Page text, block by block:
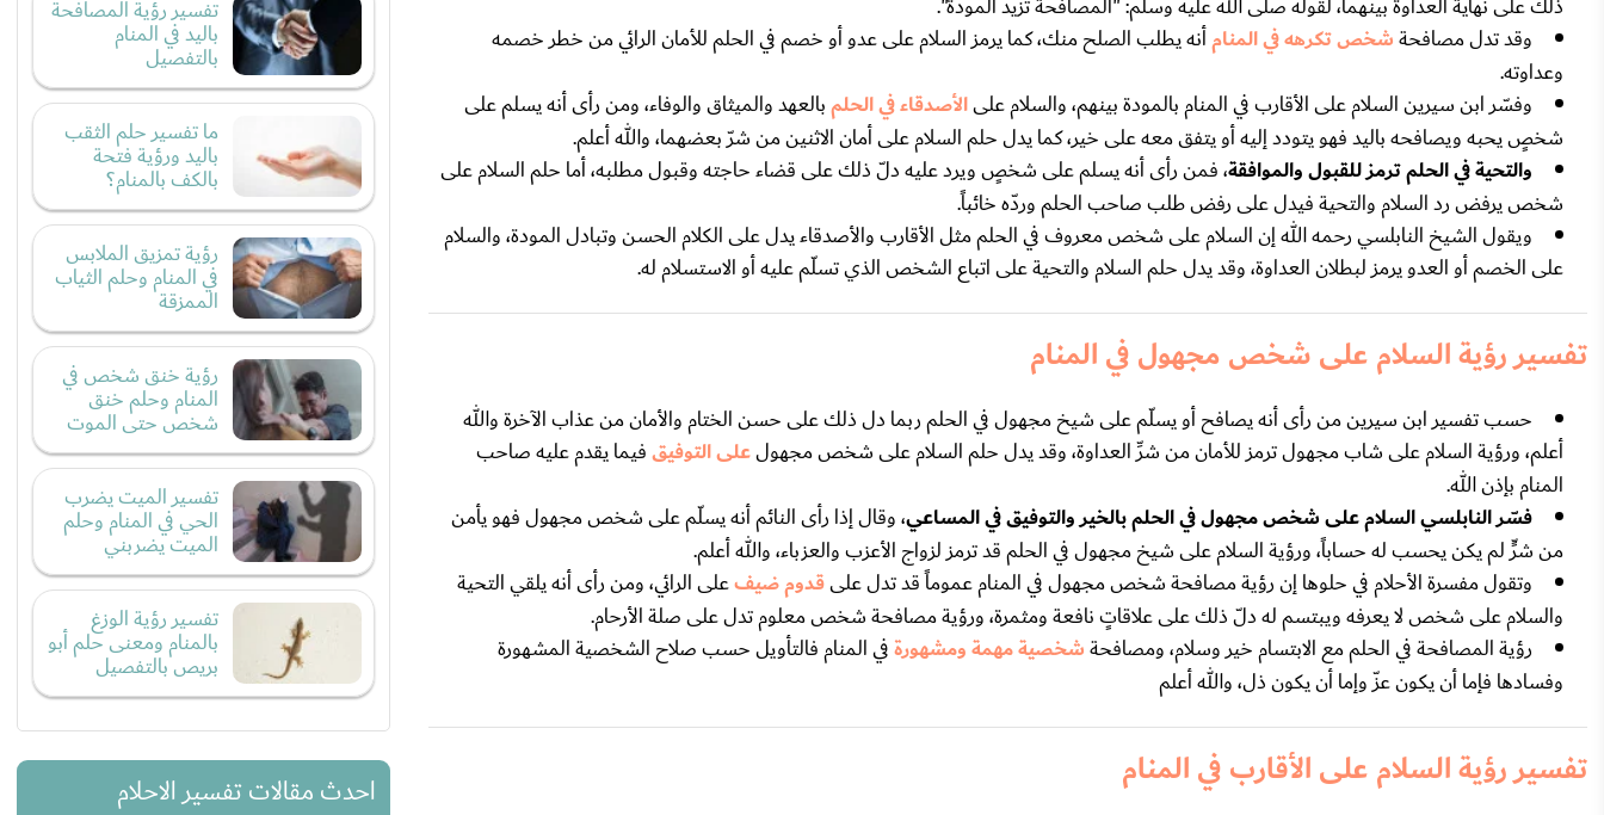
وقد تدل مصافحةشخص تكرهه في المنامأنه يطلب الصلح منك، كما يرمز السلام على عدو أو خصم في الحلم للأمان الرائي من خطر خصمه
وعداوته.
وفسّر ابن سيرين السلام على الأقارب في المنام بالمودة بينهم، والسلام علىالأصدقاء في الحلمبالعهد والميثاق والوفاء، ومن رأى أنه يسلم على
شخصٍ يحبه ويصافحه باليد فهو يتودد إليه أو يتفق معه على خير، كما يدل حلم السلام على أمان الاثنين من شرّ بعضهما، والله أعلم.
والتحية في الحلم ترمز للقبول والموافقة، فمن رأى أنه يسلم على شخصٍ ويرد عليه دلّ ذلك على قضاء حاجته وقبول مطلبه، أما حلم السلام على
شخص يرفض رد السلام والتحية فيدل على رفض طلب صاحب الحلم وردّه خائباً.
ويقول الشيخ النابلسي رحمه الله إن السلام على شخص معروف في الحلم مثل الأقارب والأصدقاء يدل على الكلام الحسن وتبادل المودة، والسلام
على الخصم أو العدو يرمز لبطلان العداوة، وقد يدل حلم السلام والتحية على اتباع الشخص الذي تسلّم عليه أو الاستسلام له.
تفسير رؤية السلام على شخص مجهول في المنام
حسب تفسير ابن سيرين من رأى أنه يصافح أو يسلّم على شيخ مجهول في الحلم ربما دل ذلك على حسن الختام والأمان من عذاب الآخرة والله
أعلم، ورؤية السلام على شاب مجهول ترمز للأمان من شرِّ العداوة، وقد يدل حلم السلام على شخص مجهولعلى التوفيقفيما يقدم عليه صاحب
المنام بإذن الله.
فسّر النابلسي السلام على شخص مجهول في الحلم بالخير والتوفيق في المساعي، وقال إذا رأى النائم أنه يسلّم على شخص مجهول فهو يأمن
من شرٍّ لم يكن يحسب له حساباً، ورؤية السلام على شيخ مجهول في الحلم قد ترمز لزواج الأعزب والعزباء، والله أعلم.
وتقول مفسرة الأحلام في حلوها إن رؤية مصافحة شخص مجهول في المنام عموماً قد تدل علىقدوم ضيفعلى الرائي، ومن رأى أنه يلقي التحية
والسلام على شخص لا يعرفه ويبتسم له دلّ ذلك على علاقاتٍ نافعة ومثمرة، ورؤية مصافحة شخص معلوم تدل على صلة الأرحام.
رؤية المصافحة في الحلم مع الابتسام خير وسلام، ومصافحةشخصية مهمة ومشهورةفي المنام فالتأويل حسب صلاح الشخصية المشهورة
وفسادها فإما أن يكون عزّ وإما أن يكون ذل، والله أعلم
تفسير رؤية السلام على الأقارب في المنام
تفسير رؤية المصافحة
باليد في المنام
بالتفصيل
ما تفسير حلم الثقب
باليد ورؤية فتحة
بالكف بالمنام؟
رؤية تمزيق الملابس
في المنام وحلم الثياب
الممزقة
رؤية خنق شخص في
المنام وحلم خنق
شخص حتى الموت
تفسير الميت يضرب
الحي في المنام وحلم
الميت يضربني
تفسير رؤية الوزغ
بالمنام ومعنى حلم أبو
بريص بالتفصيل
احدث مقالات تفسير الاحلام